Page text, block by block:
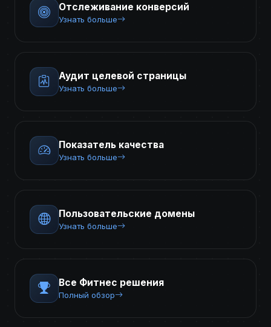
Отслеживание конверсий
Узнать больше
Аудит целевой страницы
Узнать больше
Показатель качества
Узнать больше
Пользовательские домены
Узнать больше
Все Фитнес решения
Полный обзор